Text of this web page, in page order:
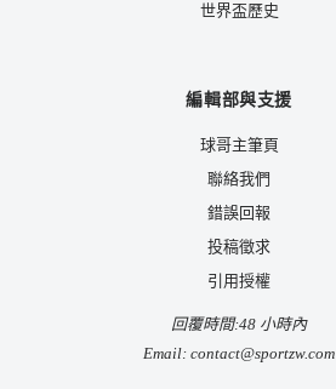
世界盃歷史
編輯部與支援
球哥主筆頁
聯絡我們
錯誤回報
投稿徵求
引用授權
回覆時間:48 小時內
Email:contact@sportzw.com